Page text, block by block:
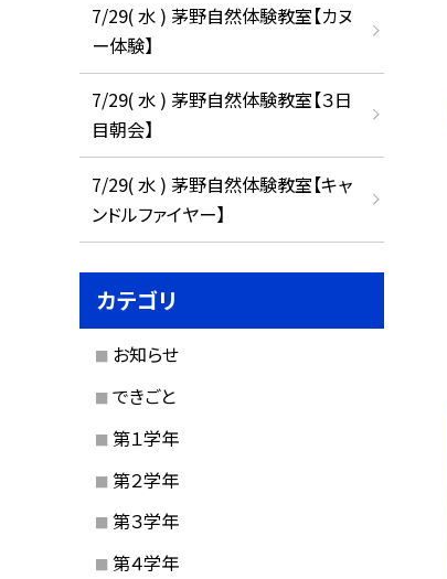
7/29( 水 ) 茅野自然体験教室【カヌ
ー体験】
7/29( 水 ) 茅野自然体験教室【３日
目朝会】
7/29( 水 ) 茅野自然体験教室【キャ
ンドルファイヤー】
カテゴリ
お知らせ
できごと
第１学年
第２学年
第３学年
第４学年